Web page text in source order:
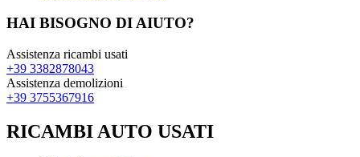
HAI BISOGNO DI AIUTO?
Assistenza ricambi usati
+39 3382878043
Assistenza demolizioni
+39 3755367916
RICAMBI AUTO USATI